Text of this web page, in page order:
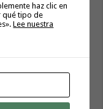
el próximo
haz clic en
qué tipo de
Lee nuestra